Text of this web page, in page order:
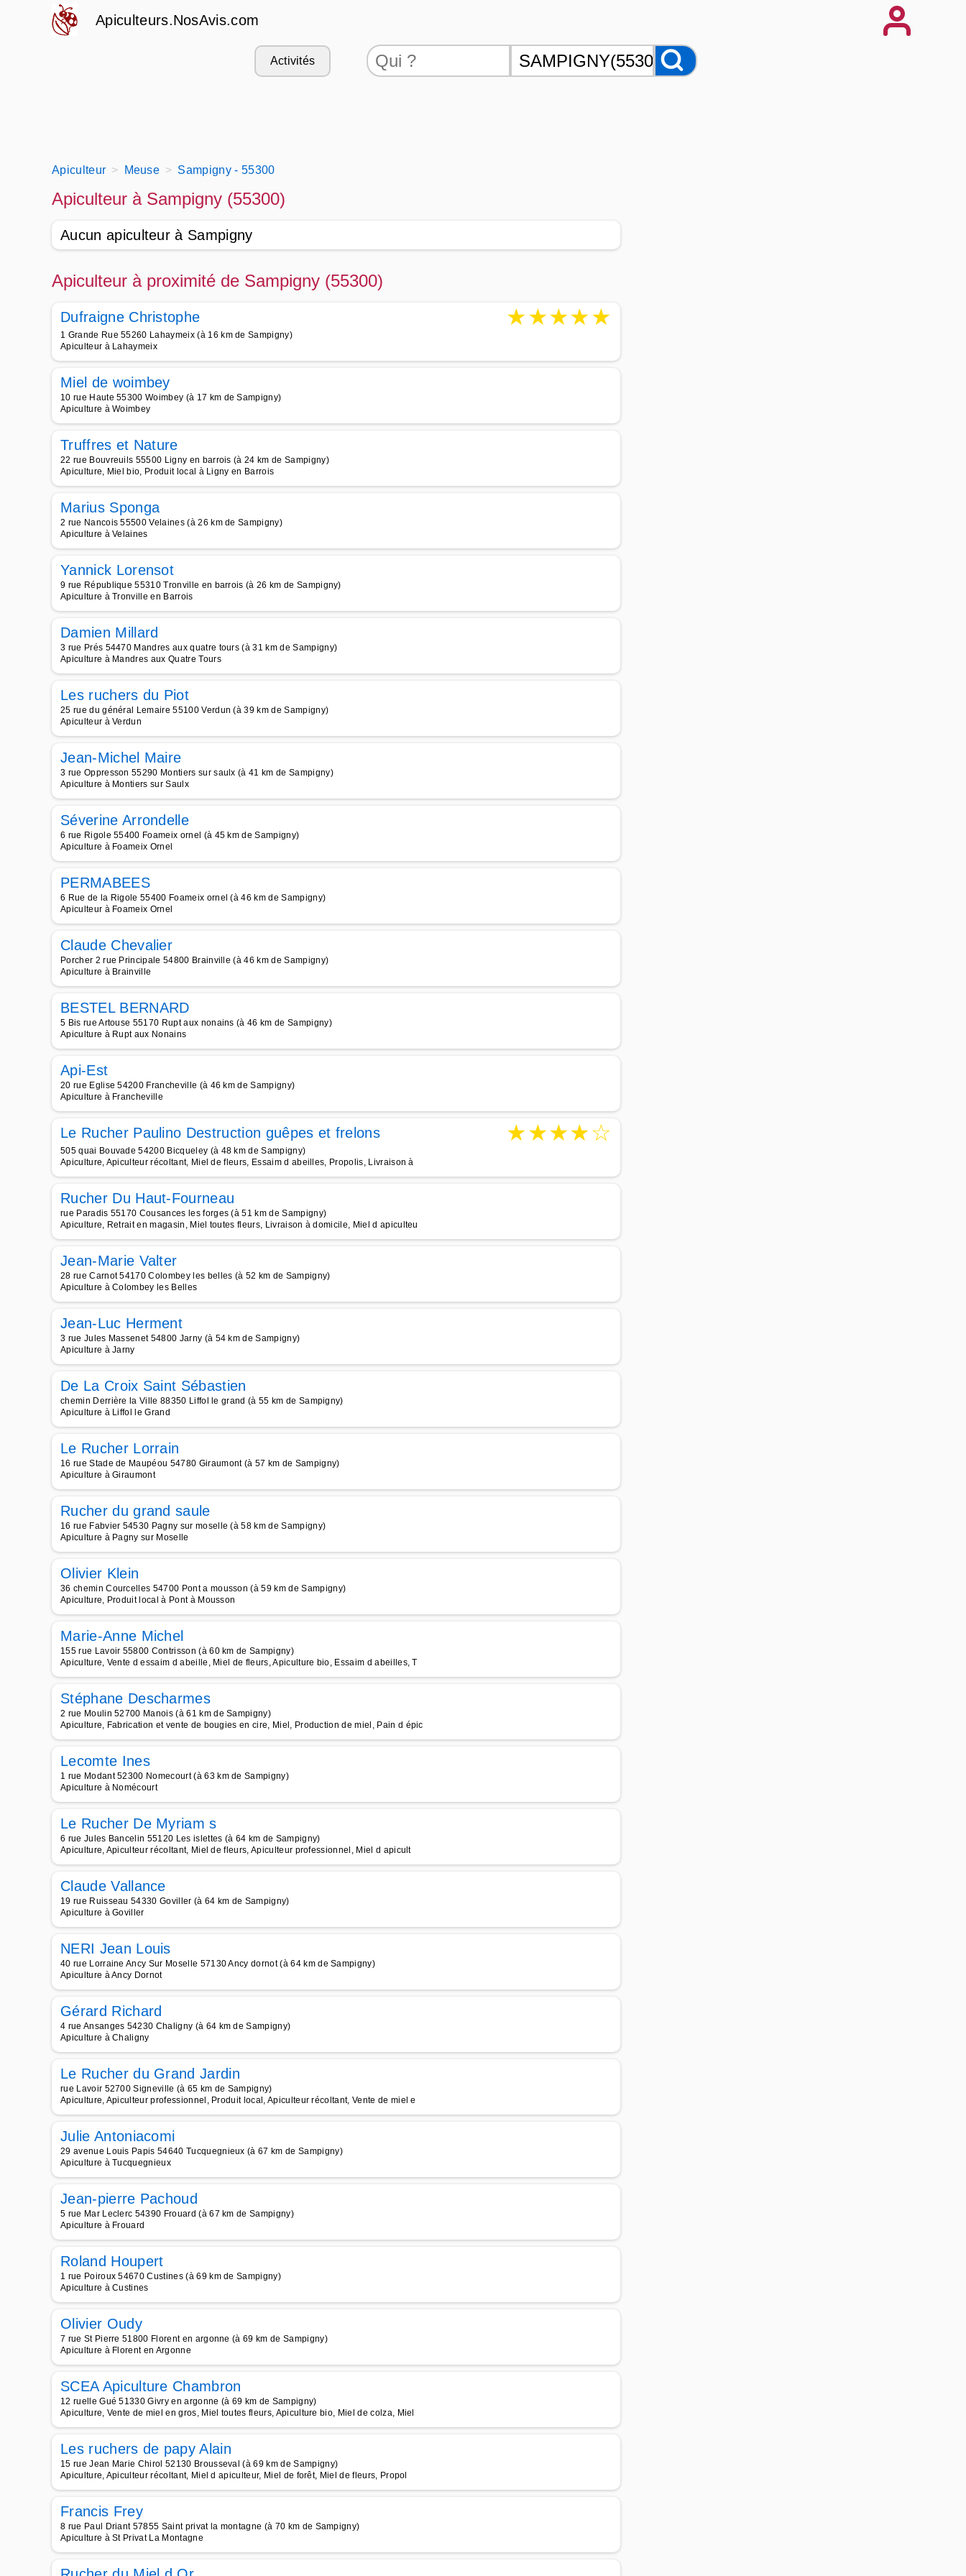
Apiculteurs.NosAvis.com
Activités
Apiculteur Meuse Sampigny - 55300
Apiculteur à Sampigny (55300)
Aucun apiculteur à Sampigny
Apiculteur à proximité de Sampigny (55300)
Dufraigne Christophe ★★★★★
1 Grande Rue 55260 Lahaymeix (à 16 km de Sampigny)
Apiculteur à Lahaymeix
Miel de woimbey
10 rue Haute 55300 Woimbey (à 17 km de Sampigny)
Apiculture à Woimbey
Truffres et Nature
22 rue Bouvreuils 55500 Ligny en barrois (à 24 km de Sampigny)
Apiculture, Miel bio, Produit local à Ligny en Barrois
Marius Sponga
2 rue Nancois 55500 Velaines (à 26 km de Sampigny)
Apiculture à Velaines
Yannick Lorensot
9 rue République 55310 Tronville en barrois (à 26 km de Sampigny)
Apiculture à Tronville en Barrois
Damien Millard
3 rue Prés 54470 Mandres aux quatre tours (à 31 km de Sampigny)
Apiculture à Mandres aux Quatre Tours
Les ruchers du Piot
25 rue du général Lemaire 55100 Verdun (à 39 km de Sampigny)
Apiculteur à Verdun
Jean-Michel Maire
3 rue Oppresson 55290 Montiers sur saulx (à 41 km de Sampigny)
Apiculture à Montiers sur Saulx
Séverine Arrondelle
6 rue Rigole 55400 Foameix ornel (à 45 km de Sampigny)
Apiculture à Foameix Ornel
PERMABEES
6 Rue de la Rigole 55400 Foameix ornel (à 46 km de Sampigny)
Apiculteur à Foameix Ornel
Claude Chevalier
Porcher 2 rue Principale 54800 Brainville (à 46 km de Sampigny)
Apiculture à Brainville
BESTEL BERNARD
5 Bis rue Artouse 55170 Rupt aux nonains (à 46 km de Sampigny)
Apiculture à Rupt aux Nonains
Api-Est
20 rue Eglise 54200 Francheville (à 46 km de Sampigny)
Apiculture à Francheville
Le Rucher Paulino Destruction guêpes et frelons ★★★★☆
505 quai Bouvade 54200 Bicqueley (à 48 km de Sampigny)
Apiculture, Apiculteur récoltant, Miel de fleurs, Essaim d abeilles, Propolis, Livraison à
Rucher Du Haut-Fourneau
rue Paradis 55170 Cousances les forges (à 51 km de Sampigny)
Apiculture, Retrait en magasin, Miel toutes fleurs, Livraison à domicile, Miel d apiculteu
Jean-Marie Valter
28 rue Carnot 54170 Colombey les belles (à 52 km de Sampigny)
Apiculture à Colombey les Belles
Jean-Luc Herment
3 rue Jules Massenet 54800 Jarny (à 54 km de Sampigny)
Apiculture à Jarny
De La Croix Saint Sébastien
chemin Derrière la Ville 88350 Liffol le grand (à 55 km de Sampigny)
Apiculture à Liffol le Grand
Le Rucher Lorrain
16 rue Stade de Maupéou 54780 Giraumont (à 57 km de Sampigny)
Apiculture à Giraumont
Rucher du grand saule
16 rue Fabvier 54530 Pagny sur moselle (à 58 km de Sampigny)
Apiculture à Pagny sur Moselle
Olivier Klein
36 chemin Courcelles 54700 Pont a mousson (à 59 km de Sampigny)
Apiculture, Produit local à Pont à Mousson
Marie-Anne Michel
155 rue Lavoir 55800 Contrisson (à 60 km de Sampigny)
Apiculture, Vente d essaim d abeille, Miel de fleurs, Apiculture bio, Essaim d abeilles, T
Stéphane Descharmes
2 rue Moulin 52700 Manois (à 61 km de Sampigny)
Apiculture, Fabrication et vente de bougies en cire, Miel, Production de miel, Pain d épic
Lecomte Ines
1 rue Modant 52300 Nomecourt (à 63 km de Sampigny)
Apiculture à Nomécourt
Le Rucher De Myriam s
6 rue Jules Bancelin 55120 Les islettes (à 64 km de Sampigny)
Apiculture, Apiculteur récoltant, Miel de fleurs, Apiculteur professionnel, Miel d apicult
Claude Vallance
19 rue Ruisseau 54330 Goviller (à 64 km de Sampigny)
Apiculture à Goviller
NERI Jean Louis
40 rue Lorraine Ancy Sur Moselle 57130 Ancy dornot (à 64 km de Sampigny)
Apiculture à Ancy Dornot
Gérard Richard
4 rue Ansanges 54230 Chaligny (à 64 km de Sampigny)
Apiculture à Chaligny
Le Rucher du Grand Jardin
rue Lavoir 52700 Signeville (à 65 km de Sampigny)
Apiculture, Apiculteur professionnel, Produit local, Apiculteur récoltant, Vente de miel e
Julie Antoniacomi
29 avenue Louis Papis 54640 Tucquegnieux (à 67 km de Sampigny)
Apiculture à Tucquegnieux
Jean-pierre Pachoud
5 rue Mar Leclerc 54390 Frouard (à 67 km de Sampigny)
Apiculture à Frouard
Roland Houpert
1 rue Poiroux 54670 Custines (à 69 km de Sampigny)
Apiculture à Custines
Olivier Oudy
7 rue St Pierre 51800 Florent en argonne (à 69 km de Sampigny)
Apiculture à Florent en Argonne
SCEA Apiculture Chambron
12 ruelle Gué 51330 Givry en argonne (à 69 km de Sampigny)
Apiculture, Vente de miel en gros, Miel toutes fleurs, Apiculture bio, Miel de colza, Miel
Les ruchers de papy Alain
15 rue Jean Marie Chirol 52130 Brousseval (à 69 km de Sampigny)
Apiculture, Apiculteur récoltant, Miel d apiculteur, Miel de forêt, Miel de fleurs, Propol
Francis Frey
8 rue Paul Driant 57855 Saint privat la montagne (à 70 km de Sampigny)
Apiculture à St Privat La Montagne